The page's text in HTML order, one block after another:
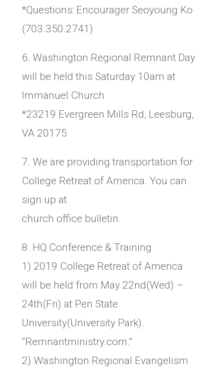
*Questions: Encourager Seoyoung Ko
(703.350.2741)
6. Washington Regional Remnant Day
will be held this Saturday 10am at
Immanuel Church
*23219 Evergreen Mills Rd, Leesburg,
VA 20175
7. We are providing transportation for
College Retreat of America. You can
sign up at
church office bulletin.
8. HQ Conference & Training
1) 2019 College Retreat of America
will be held from May 22nd(Wed) –
24th(Fri) at Pen State
University(University Park).
“Remnantministry.com.”
2) Washington Regional Evangelism